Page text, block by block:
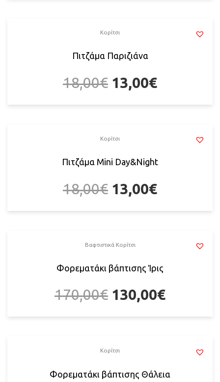
Κορίτσι
Πιτζάμα Παριζιάνα
18,00€ 13,00€
Κορίτσι
Πιτζάμα Mini Day&Night
18,00€ 13,00€
Βαφτιστικά Κορίτσι
Φορεματάκι βάπτισης Ίρις
170,00€ 130,00€
Κορίτσι
Φορεματάκι βάπτισης Θάλεια